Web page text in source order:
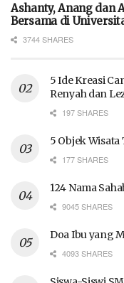
Ashanty, Anang dan
Bersama di
3744 SHARES
5 Ide Kreasi
Renyah dan
197 SHARES
5 Objek
177 SHARES
124 Nama
9045 SHARES
Doa Ibu yang
4093 SHARES